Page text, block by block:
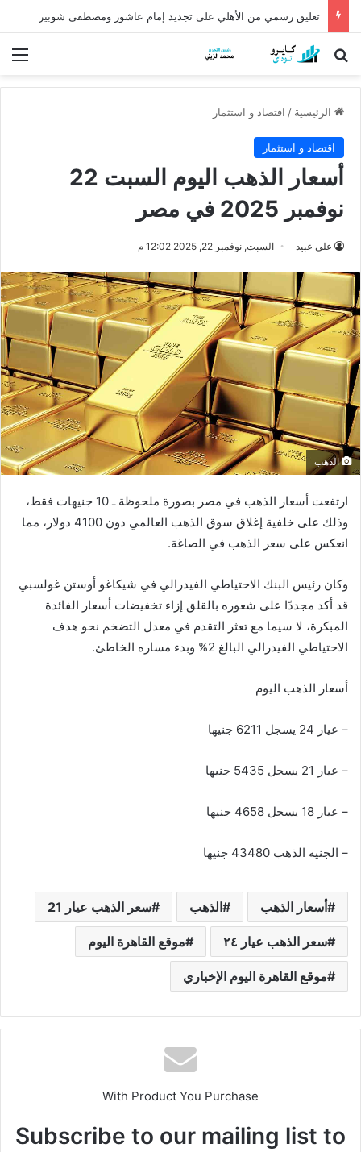
تعليق رسمي من الأهلي على تجديد إمام عاشور ومصطفى شوبير
بحث عن
الرئيسية / اقتصاد و استثمار
اقتصاد و استثمار
أسعار الذهب اليوم السبت 22
نوفمبر 2025 في مصر
علي عبيد السبت, نوفمبر 22, 2025 12:02 م
الذهب
ارتفعت أسعار الذهب في مصر بصورة ملحوظة ـ 10 جنيهات فقط،
وذلك على خلفية إغلاق سوق الذهب العالمي دون 4100 دولار، مما
انعكس على سعر الذهب في الصاغة.
وكان رئيس البنك الاحتياطي الفيدرالي في شيكاغو أوستن غولسبي
قد أكد مجددًا على شعوره بالقلق إزاء تخفيضات أسعار الفائدة
المبكرة، لا سيما مع تعثر التقدم في معدل التضخم نحو هدف
الاحتياطي الفيدرالي البالغ 2% وبدء مساره الخاطئ.
أسعار الذهب اليوم
– عيار 24 يسجل 6211 جنيها
– عيار 21 يسجل 5435 جنيها
– عيار 18 يسجل 4658 جنيها
– الجنيه الذهب 43480 جنيها
أسعار الذهب الذهب سعر الذهب عيار 21
سعر الذهب عيار ٢٤ موقع القاهرة اليوم
موقع القاهرة اليوم الإخباري
With Product You Purchase
Subscribe to our mailing list to